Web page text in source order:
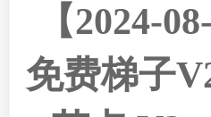
【2024-
免费梯子